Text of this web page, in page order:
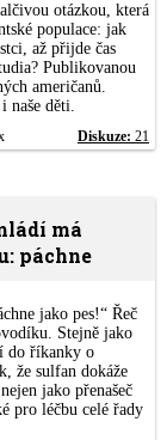
otázkou, která
populace: jak
až přijde čas
Publikovanou
američanů.
naše děti.
Diskuze: 21
má
páchne
jako pes!“ Řeč
Stejně jako
do říkanky o
že sulfan dokáže
jako přenašeč
pro léčbu celé řady